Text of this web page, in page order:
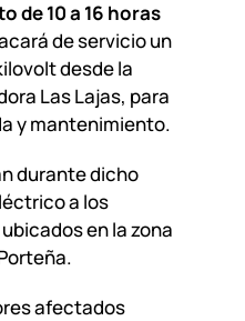
de 10 a 16 horas
de servicio un
desde la
Las Lajas, para
y mantenimiento.
durante dicho
a los
en la zona
afectados